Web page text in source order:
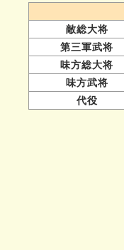
敵総大将
第三軍武将
味方総大将
味方武将
代役